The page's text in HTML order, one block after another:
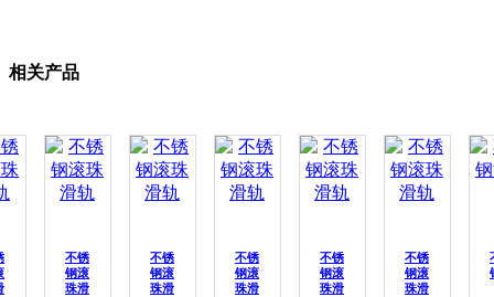
相关产品
不锈
钢滚
珠滑
不锈
钢滚
珠滑
不锈
钢滚
珠滑
不锈
钢滚
珠滑
不锈
钢滚
珠滑